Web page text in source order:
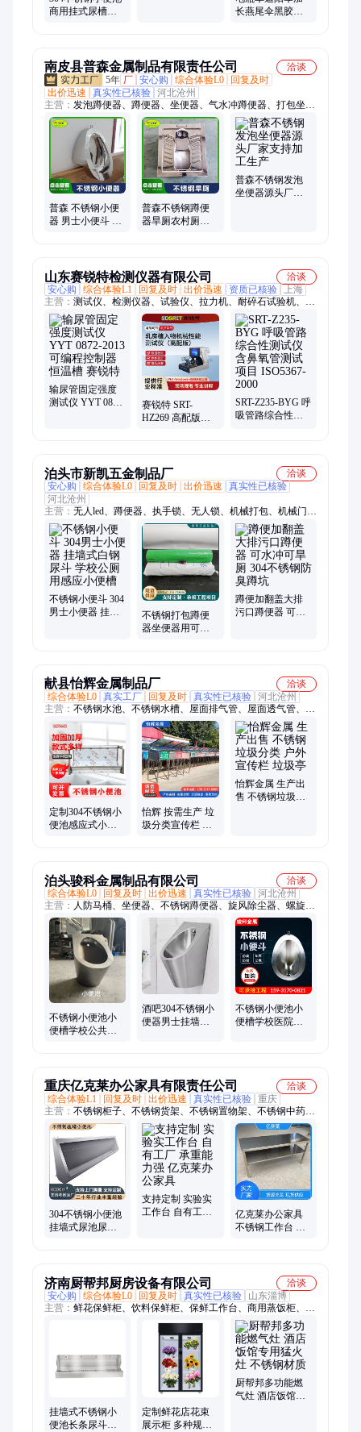
商用挂式尿槽学
长燕尾伞黑胶防
南皮县普森金属制品有限责任公司
洽谈
5年 厂 安心购 综合体验L0
回复及时
出价迅速
真实性已核验 河北沧州
主营： 发泡蹲便器、蹲便器、坐便器、气水冲蹲便器、打包坐便
器、发泡坐便器、不锈钢小便斗、不锈钢洗手盆、不锈钢厕具、
洗手盆、水冲蹲便器、不锈钢蹲便器、不锈钢坐便器、不锈钢打
包坐便器、不锈钢发泡坐便器、不锈钢水冲蹲便器、不锈钢气水
冲蹲便器、不锈钢发泡蹲便器、不锈钢微生物降解蹲便
普森 不锈钢小便
器 男士小便斗 挂
普森不锈钢蹲便
器旱厕农村厕所
普森不锈钢发泡
坐便器源头厂家
山东赛锐特检测仪器有限公司
洽谈
安心购
综合体验L1 回复及时 出价迅速 资质已核验
上海
主营： 测试仪、检测仪器、试验仪、拉力机、耐碎石试验机、鲁
尔圆锥测试仪
输尿管固定强度
测试仪 YYT 0872-
赛锐特 SRT-
HZ269 高配版人
SRT-Z235-BYG 呼
吸管路综合性测
泊头市新凯五金制品厂
洽谈
安心购
综合体验L0 回复及时 出价迅速
真实性已核验
河北沧州
主营： 无人led、蹲便器、执手锁、无人锁、机械打包、机械门
锁、自动打包、门锁控制、智能厕所、公共厕所、不锈钢单板、
五金卫生生、无人指示锁、不锈钢脚踏、不锈钢旱厕、自动开盖
蹲、不锈钢节能、不锈钢窄板、不锈钢一体、大盖板蹲坑、白钢
坐便器、坐便器水冲、不锈钢盖板、不锈钢打包、不锈钢便盆
不锈钢小便斗 304
男士小便器 挂墙
不锈钢打包蹲便
器坐便器用可降
蹲便加翻盖大排
污口蹲便器 可水
献县怡辉金属制品厂
洽谈
综合体验L0 真实工厂 回复及时 真实性已核验 河北沧州
主营： 不锈钢水池、不锈钢水槽、屋面排气管、屋面透气管、餐
桌椅、环卫车、保洁车、垃圾桶、手工水槽、加热水箱、环卫垃
圾、环卫设备、不锈钢厨具、人力保卫车、碗柜经销商、不锈钢
橱柜、不锈钢人力、不锈钢厨房、不锈钢花箱、碗柜生产商、碱
骨料试验、不锈钢餐桌
定制304不锈钢小
便池感应式小便
怡辉 按需生产 垃
圾分类宣传栏 景
怡辉金属 生产出
售 不锈钢垃圾分
泊头骏科金属制品有限公司
洽谈
综合体验L0
回复及时 出价迅速 真实性已核验 河北沧州
主营： 人防马桶、坐便器、不锈钢蹲便器、旋风除尘器、螺旋输
送机、布袋除尘器、不锈钢除尘器、不锈钢小便斗、不锈钢喷淋
塔、不锈钢座便器、不锈钢插板阀、废气处理设备、机械打包蹲
便器、机械打包座便器、脚踏打包蹲便器、不锈钢洗手盆、排污
闸阀、卸灰阀、电动闸阀、机箱机柜、不锈钢水龙头
不锈钢小便池小
便槽学校公共场
酒吧304不锈钢小
便器男士挂墙式
不锈钢小便池小
便槽学校医院公
重庆亿克莱办公家具有限责任公司
洽谈
综合体验L1
回复及时 出价迅速 真实性已核验 重庆
主营： 不锈钢柜子、不锈钢货架、不锈钢置物架、不锈钢中药
柜、不锈钢器械柜、不锈钢医疗柜、净化车间鞋柜、不锈钢洗手
池、不锈钢拖把池、不锈钢鞋柜、不锈钢衣柜、不锈钢桌子、不
锈钢工作台、不锈钢水池、不锈钢制品、防静电工作台、重型工
具柜
304不锈钢小便池
挂墙式尿池尿槽
支持定制 实验实
工作台 自有工厂
亿克莱办公家具
不锈钢工作台 加
济南厨帮邦厨房设备有限公司
洽谈
安心购
综合体验L0 回复及时 真实性已核验
山东淄博
主营： 鲜花保鲜柜、饮料保鲜柜、保鲜工作台、商用蒸饭柜、商
用馒头机、商用烤箱、商用包子机、商用无烟烧烤炉、商用大锅
灶、商用煮水饺炉、商用煲仔炉、商用消毒柜、商用煮面炉、商
用电磁灶、药品阴凉柜、不锈钢工作台、海鲜蒸柜、不锈钢餐桌
椅、燃气灶、油烟净化一体机、不锈钢水池水槽、四门冰柜、和
面机、保温售饭台、加热柜
挂墙式不锈钢小
便池长条尿斗槽
定制鲜花店花束
展示柜 多种规格
厨帮邦多功能燃
气灶 酒店饭馆专